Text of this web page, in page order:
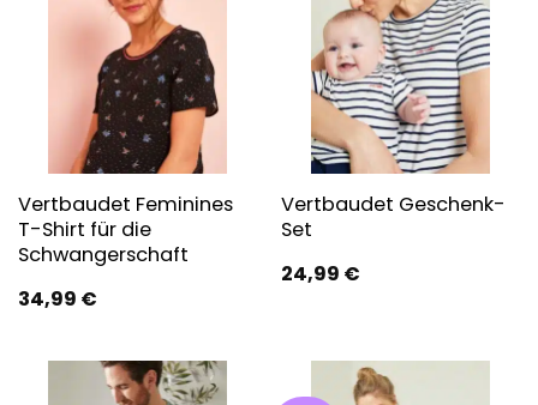
Vertbaudet Feminines
T-Shirt für die
Schwangerschaft
34,99 €
Vertbaudet Geschenk-
Set
24,99 €